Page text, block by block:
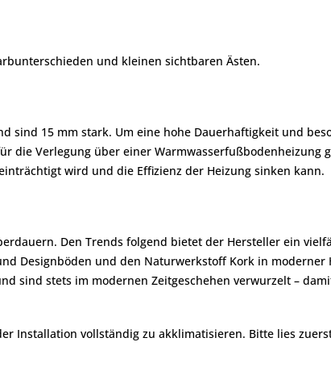
und kleinen sichtbaren Ästen.
sind 15 mm stark. Um eine hohe Dauerhaftigkeit und
die Verlegung über einer Warmwasserfußbodenheizung
wird und die Effizienz der Heizung sinken kann.
Den Trends folgend bietet der Hersteller ein
Designböden und den Naturwerkstoff Kork in
sind stets im modernen Zeitgeschehen verwurzelt –
Installation vollständig zu akklimatisieren. Bitte lies